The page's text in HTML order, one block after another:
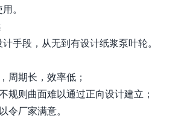
。
手段，从无到有设计纸浆泵叶轮。
周期长，效率低；
规则曲面难以通过正向设计建立；
令厂家满意。